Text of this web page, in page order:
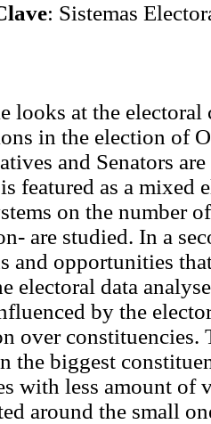
: Sistemas
looks at the
in the election of
and Senators
featured as a mixed
on the number
are studied. In a
and opportunities
electoral data
by the
over constituencies.
the biggest
with less amount of
around the small